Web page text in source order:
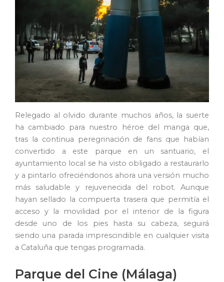
Relegado al olvido durante muchos años, la suerte
ha cambiado para nuestro héroe del manga que,
tras la continua peregrinación de fans que habían
convertido a este parque en un santuario, el
ayuntamiento local se ha visto obligado a restaurarlo
y a pintarlo ofreciéndonos ahora una versión mucho
más saludable y rejuvenecida del robot. Aunque
hayan sellado la compuerta trasera que permitía el
acceso y la movilidad por el interior de la figura
desde uno de los pies hasta su cabeza, seguirá
siendo una parada imprescindible en cualquier visita
a Cataluña que tengas programada.
Parque del Cine (Málaga)